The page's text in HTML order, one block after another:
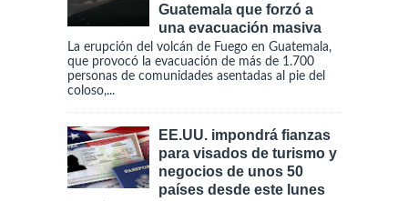
Guatemala que forzó a
una evacuación masiva
La erupción del volcán de Fuego en Guatemala,
que provocó la evacuación de más de 1.700
personas de comunidades asentadas al pie del
coloso,...
EE.UU. impondrá fianzas
para visados de turismo y
negocios de unos 50
países desde este lunes